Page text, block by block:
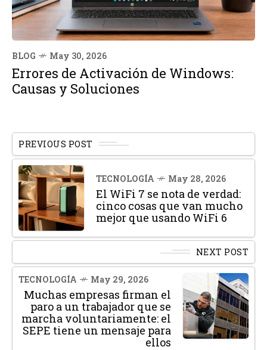
BLOG May 30, 2026
Errores de Activación de Windows:
Causas y Soluciones
PREVIOUS POST
TECNOLOGÍA May 28, 2026
El WiFi 7 se nota de verdad:
cinco cosas que van mucho
mejor que usando WiFi 6
NEXT POST
TECNOLOGÍA May 29, 2026
Muchas empresas firman el
paro a un trabajador que se
marcha voluntariamente: el
SEPE tiene un mensaje para
ellos